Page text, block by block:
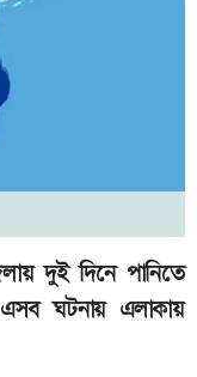
দুই দিনে পানিতে
ঘটনায় এলাকায়